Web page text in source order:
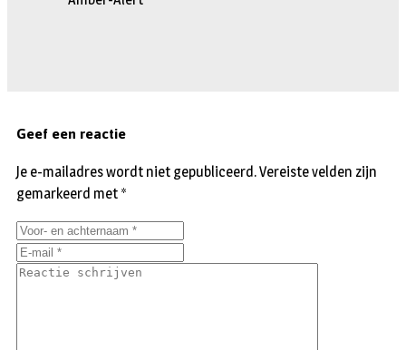
Geef een reactie
Je e-mailadres wordt niet gepubliceerd.Vereiste velden zijn
gemarkeerd met *